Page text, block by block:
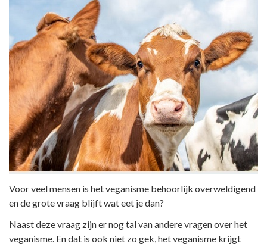
Voor veel mensen is het veganisme behoorlijk overweldigend
en de grote vraag blijft wat eet je dan?
Naast deze vraag zijn er nog tal van andere vragen over het
veganisme. En dat is ook niet zo gek, het veganisme krijgt